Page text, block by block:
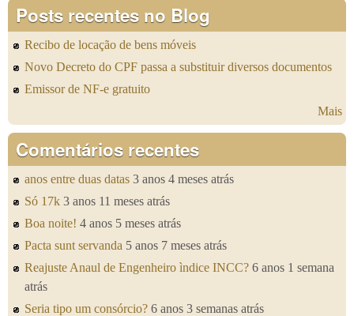
Posts recentes no Blog
Recibo de locação de bens móveis
Novo Decreto do CPF passa a substituir diversos documentos
Emissor de NF-e gratuito
Mais
Comentários recentes
anos entre duas datas 3 anos 4 meses atrás
Só 17k 3 anos 11 meses atrás
Boa noite! 4 anos 5 meses atrás
Pacta sunt servanda 5 anos 7 meses atrás
Reajuste Anaul de Engenheiro ìndice INCC? 6 anos 1 semana
atrás
Seria tipo um consórcio? 6 anos 3 semanas atrás